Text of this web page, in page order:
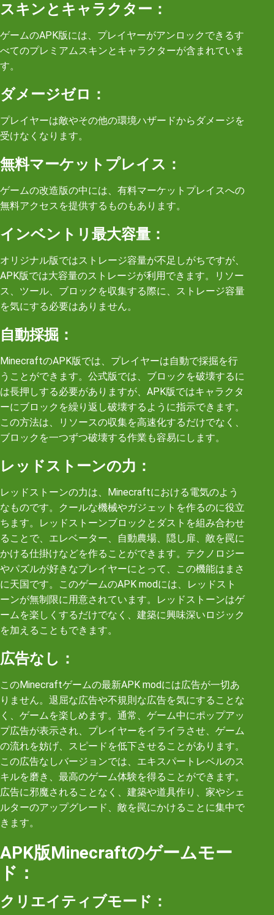
スキンとキャラクター：
ゲームのAPK版には、プレイヤーがアンロックできるす
べてのプレミアムスキンとキャラクターが含まれていま
す。
ダメージゼロ：
プレイヤーは敵やその他の環境ハザードからダメージを
受けなくなります。
無料マーケットプレイス：
ゲームの改造版の中には、有料マーケットプレイスへの
無料アクセスを提供するものもあります。
インベントリ最大容量：
オリジナル版ではストレージ容量が不足しがちですが、
APK版では大容量のストレージが利用できます。リソー
ス、ツール、ブロックを収集する際に、ストレージ容量
を気にする必要はありません。
自動採掘：
MinecraftのAPK版では、プレイヤーは自動で採掘を行
うことができます。公式版では、ブロックを破壊するに
は長押しする必要がありますが、APK版ではキャラクタ
ーにブロックを繰り返し破壊するように指示できます。
この方法は、リソースの収集を高速化するだけでなく、
ブロックを一つずつ破壊する作業も容易にします。
レッドストーンの力：
レッドストーンの力は、Minecraftにおける電気のよう
なものです。クールな機械やガジェットを作るのに役立
ちます。レッドストーンブロックとダストを組み合わせ
ることで、エレベーター、自動農場、隠し扉、敵を罠に
かける仕掛けなどを作ることができます。テクノロジー
やパズルが好きなプレイヤーにとって、この機能はまさ
に天国です。このゲームのAPK modには、レッドスト
ーンが無制限に用意されています。レッドストーンはゲ
ームを楽しくするだけでなく、建築に興味深いロジック
を加えることもできます。
広告なし：
このMinecraftゲームの最新APK modには広告が一切あ
りません。退屈な広告や不規則な広告を気にすることな
く、ゲームを楽しめます。通常、ゲーム中にポップアッ
プ広告が表示され、プレイヤーをイライラさせ、ゲーム
の流れを妨げ、スピードを低下させることがあります。
この広告なしバージョンでは、エキスパートレベルのス
キルを磨き、最高のゲーム体験を得ることができます。
広告に邪魔されることなく、建築や道具作り、家やシェ
ルターのアップグレード、敵を罠にかけることに集中で
きます。
APK版Minecraftのゲームモー
ド：
クリエイティブモード：